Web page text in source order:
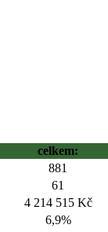
celkem:
881
61
4 214 515 Kč
6,9%